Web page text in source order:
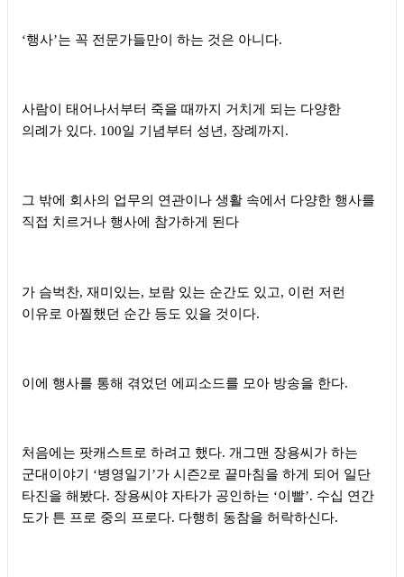
‘행사’는 꼭 전문가들만이 하는 것은 아니다.
사람이 태어나서부터 죽을 때까지 거치게 되는 다양한
의례가 있다. 100일 기념부터 성년 , 장례까지 .
그 밖에 회사의 업무의 연관이나 생활 속에서 다양한 행사를
직접 치르거나 행사에 참가하게 된다
가 슴벅찬, 재미있는, 보람 있는 순간도 있고, 이런 저런
이유로 아찔했던 순간 등도 있을 것이다.
이에 행사를 통해 겪었던 에피소드를 모아 방송을 한다.
처음에는 팟캐스트로 하려고 했다. 개그맨 장용씨가 하는
군대이야기 ‘병영일기 ’가 시즌2로 끝마침을 하게 되어 일단
타진을 해봤다. 장용씨야 자타가 공인하는 ‘이빨’. 수십 연간
도가 튼 프로 중의 프로다. 다행히 동참을 허락하신다.